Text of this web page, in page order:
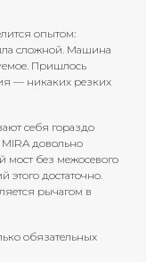
опытом:
сложной. Машина
Пришлось
— никаких резких
себя гораздо
довольно
без межосевого
достаточно.
рычагом в
обязательных